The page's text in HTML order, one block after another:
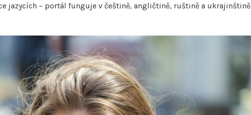
jazycích – portál funguje v češtině, angličtině, ruštině a